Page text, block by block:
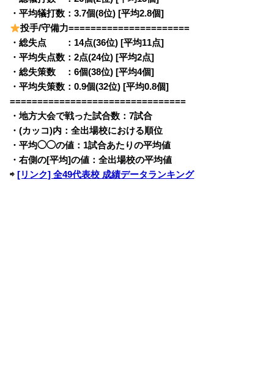
・平均犠打数：3.7個(8位) [平均2.8個]
投手/守備力======================
・総失点 ：14点(36位) [平均11点]
・平均失点数：2点(24位) [平均2点]
・総失策数 ：6個(38位) [平均4個]
・平均失策数：0.9個(32位) [平均0.8個]
================================
・地方大会で戦った試合数：7試合
・(カッコ)内：全出場校における順位
・平均◯◯の値：1試合あたりの平均値
・右側の[平均]の値：全出場校の平均値
⇨ [リンク] 全49代表校 成績データランキング